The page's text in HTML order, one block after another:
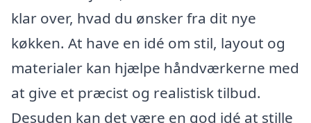
klar over, hvad du ønsker fra dit nye
køkken. At have en idé om stil, layout og
materialer kan hjælpe håndværkerne med
at give et præcist og realistisk tilbud.
Desuden kan det være en god idé at stille